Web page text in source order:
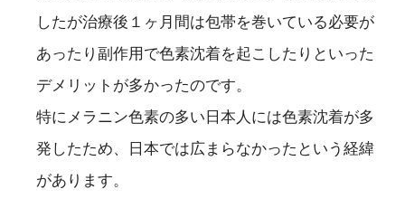
したが治療後１ヶ月間は包帯を巻いている必要が
あったり副作用で色素沈着を起こしたりといった
デメリットが多かったのです。
特にメラニン色素の多い日本人には色素沈着が多
発したため、日本では広まらなかったという経緯
があります。